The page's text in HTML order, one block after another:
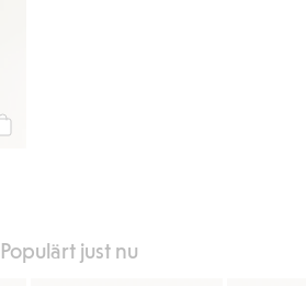
Populärt just nu